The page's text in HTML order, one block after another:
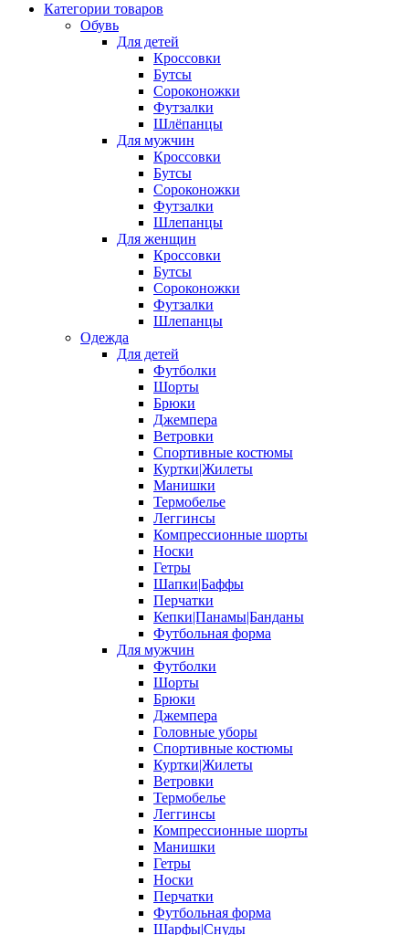
Категории товаров
Обувь
Для детей
Кроссовки
Бутсы
Сороконожки
Футзалки
Шлёпанцы
Для мужчин
Кроссовки
Бутсы
Сороконожки
Футзалки
Шлепанцы
Для женщин
Кроссовки
Бутсы
Сороконожки
Футзалки
Шлепанцы
Одежда
Для детей
Футболки
Шорты
Брюки
Джемпера
Ветровки
Спортивные костюмы
Куртки|Жилеты
Манишки
Термобелье
Леггинсы
Компрессионные шорты
Носки
Гетры
Шапки|Баффы
Перчатки
Кепки|Панамы|Банданы
Футбольная форма
Для мужчин
Футболки
Шорты
Брюки
Джемпера
Головные уборы
Спортивные костюмы
Куртки|Жилеты
Ветровки
Термобелье
Леггинсы
Компрессионные шорты
Манишки
Гетры
Носки
Перчатки
Футбольная форма
Шарфы|Снуды